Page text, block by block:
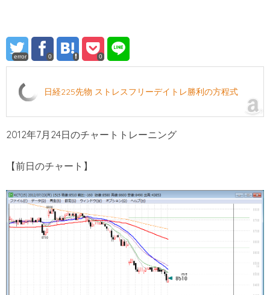
error 0 0
日経225先物 ストレスフリーデイトレ勝利の方程式
2012年7月24日のチャートトレーニング
【前日のチャート】